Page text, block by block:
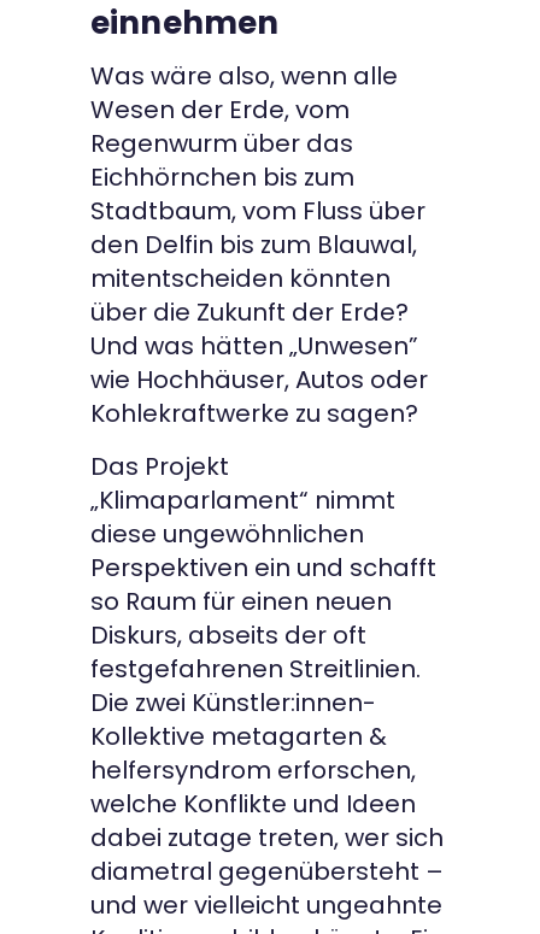
einnehmen
Was wäre also, wenn alle
Wesen der Erde, vom
Regenwurm über das
Eichhörnchen bis zum
Stadtbaum, vom Fluss über
den Delfin bis zum Blauwal,
mitentscheiden könnten
über die Zukunft der Erde?
Und was hätten „Unwesen”
wie Hochhäuser, Autos oder
Kohlekraftwerke zu sagen?
Das Projekt
„Klimaparlament“ nimmt
diese ungewöhnlichen
Perspektiven ein und schafft
so Raum für einen neuen
Diskurs, abseits der oft
festgefahrenen Streitlinien.
Die zwei Künstler:innen-
Kollektive metagarten &
helfersyndrom erforschen,
welche Konflikte und Ideen
dabei zutage treten, wer sich
diametral gegenübersteht –
und wer vielleicht ungeahnte